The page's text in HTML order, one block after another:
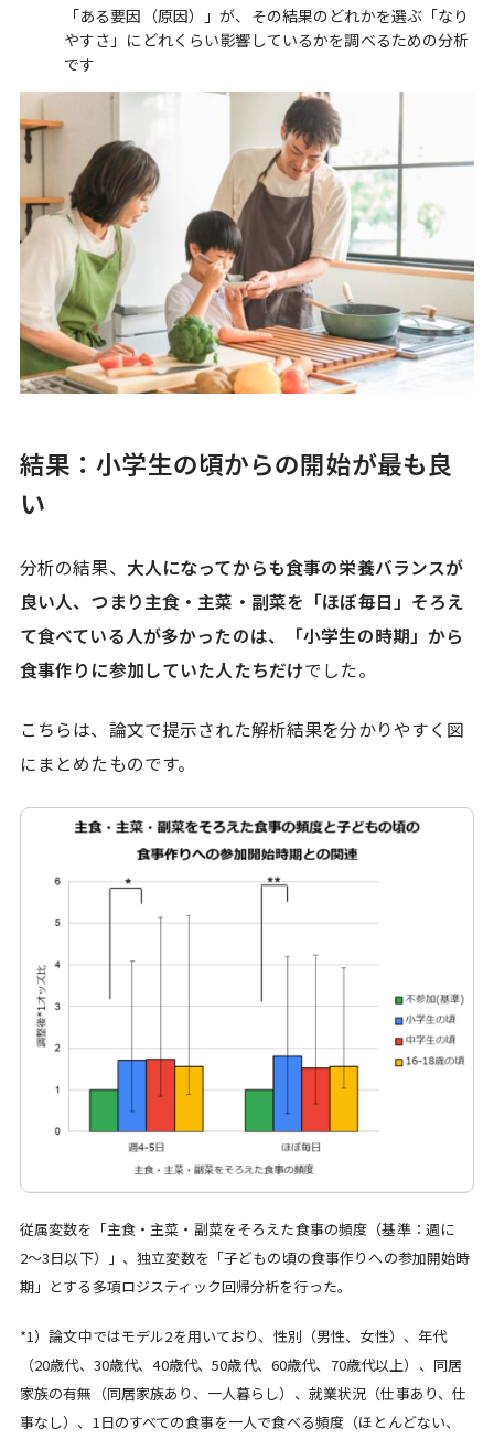
「ある要因（原因）」が、その結果のどれかを選ぶ「なり
やすさ」にどれくらい影響しているかを調べるための分析
です
結果：小学生の頃からの開始が最も良
い
分析の結果、 大人になってからも食事の栄養バランスが
良い人、つまり主食・主菜・副菜を「ほぼ毎日」そろえ
て食べている人が多かったのは、「小学生の時期」から
食事作りに参加していた人たちだけでした。
こちらは、論文で提示された解析結果を分かりやすく図
にまとめたものです。
従属変数を「主食・主菜・副菜をそろえた食事の頻度（基準：週に
2〜3日以下）」、独立変数を「子どもの頃の食事作りへの参加開始時
期」とする多項ロジスティック回帰分析を行った。
*1）論文中ではモデル2を用いており、性別（男性、女性）、年代
（20歳代、30歳代、40歳代、50歳代、60歳代、70歳代以上）、同居
家族の有無（同居家族あり、一人暮らし）、就業状況（仕事あり、仕
事なし）、1日のすべての食事を一人で食べる頻度（ほとんどない、